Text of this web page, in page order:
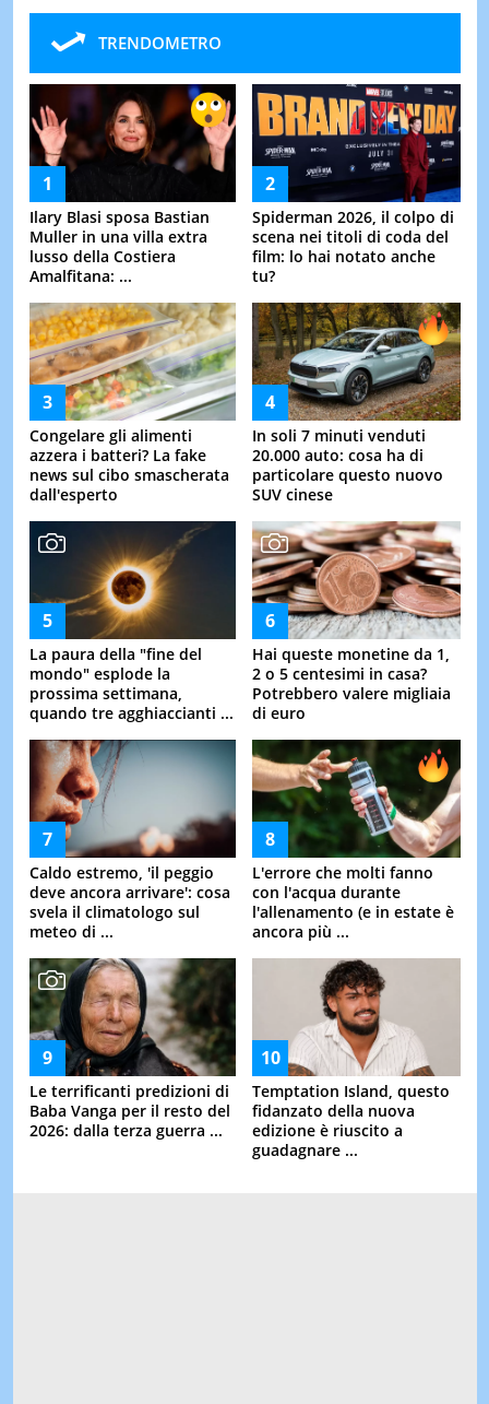
TRENDOMETRO
Ilary Blasi sposa Bastian
Muller in una villa extra
lusso della Costiera
Amalfitana: ...
Spiderman 2026, il colpo di
scena nei titoli di coda del
film: lo hai notato anche
tu?
Congelare gli alimenti
azzera i batteri? La fake
news sul cibo smascherata
dall'esperto
In soli 7 minuti venduti
20.000 auto: cosa ha di
particolare questo nuovo
SUV cinese
La paura della "fine del
mondo" esplode la
prossima settimana,
quando tre agghiaccianti ...
Hai queste monetine da 1,
2 o 5 centesimi in casa?
Potrebbero valere migliaia
di euro
Caldo estremo, 'il peggio
deve ancora arrivare': cosa
svela il climatologo sul
meteo di ...
L'errore che molti fanno
con l'acqua durante
l'allenamento (e in estate è
ancora più ...
Le terrificanti predizioni di
Baba Vanga per il resto del
2026: dalla terza guerra ...
Temptation Island, questo
fidanzato della nuova
edizione è riuscito a
guadagnare ...